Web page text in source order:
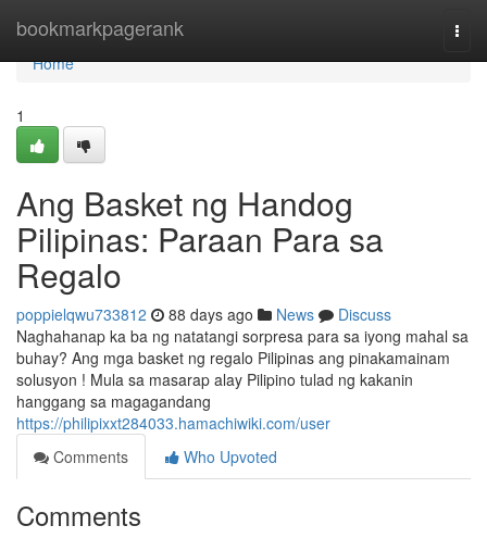
bookmarkpagerank
Home
Home
1
Ang Basket ng Handog
Pilipinas: Paraan Para sa
Regalo
poppielqwu733812 88 days ago News
Discuss
Naghahanap ka ba ng natatangi sorpresa para sa iyong mahal sa
buhay? Ang mga basket ng regalo Pilipinas ang pinakamainam
solusyon ! Mula sa masarap alay Pilipino tulad ng kakanin
hanggang sa magagandang
https://philipixxt284033.hamachiwiki.com/user
Comments
Who Upvoted
Comments